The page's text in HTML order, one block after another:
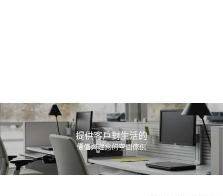
提供客戶對生活的
價值與理念的空間傢俱